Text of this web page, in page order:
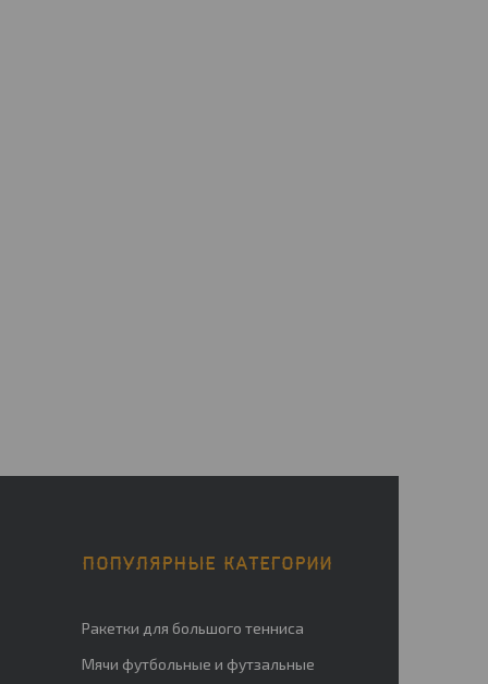
ПОПУЛЯРНЫЕ КАТЕГОРИИ
Ракетки для большого тенниса
Мячи футбольные и футзальные